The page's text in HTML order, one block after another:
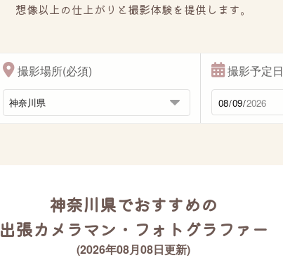
想像以上の仕上がりと撮影体験を提供します。
撮影場所(必須) 撮影予定日
神奈川県でおすすめの
出張カメラマン・フォトグラファー
(2026年08月08日更新)